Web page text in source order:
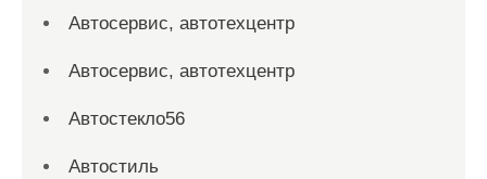
Автосервис, автотехцентр
Автосервис, автотехцентр
Автостекло56
Автостиль